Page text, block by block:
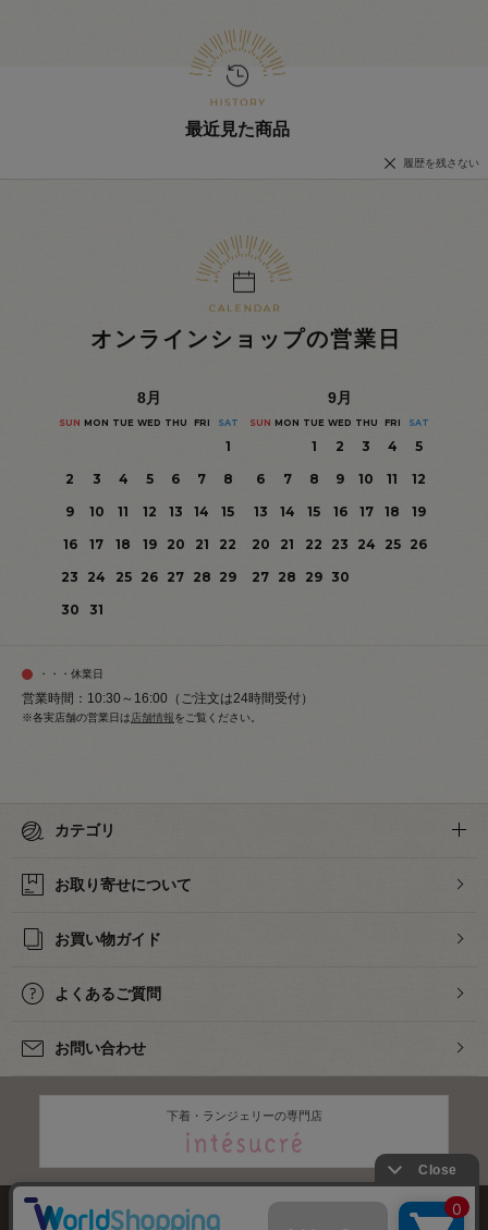
最近見た商品
履歴を残さない
オンラインショップの営業日
8月
SUN MON TUE WED THU FRI SAT
1
2
3 4 5 6 7
8
9
10 11 12 13 14
15
16
17 18 19 20 21
22
23
24 25 26 27 28 29
30
31
9月
SUN MON TUE WED THU FRI SAT
1 2 3 4
5
6
7 8 9 10 11
12
13
14 15 16 17 18
19
20
21 22 23 24 25
26
27 28 29 30
・・・休業日
営業時間：10:30～16:00（ご注文は24時間受付）
※各実店舗の営業日は 店舗情報をご覧ください。
カテゴリ
お取り寄せについて
お買い物ガイド
よくあるご質問
お問い合わせ
下着・ランジェリーの専門店
株式会社オカダヤ